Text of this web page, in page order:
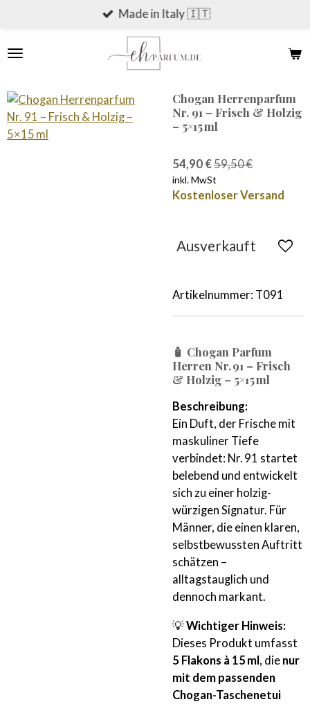
springen
Made in Italy 🇮🇹
Chogan Herrenparfum
Nr. 91 – Frisch & Holzig
– 5×15 ml
54,90 €59,50 €
inkl. MwSt
Kostenloser Versand
Ausverkauft
Artikelnummer: T091
🧴 Chogan Parfum
Herren Nr. 91 – Frisch
& Holzig – 5×15 ml
Beschreibung:
Ein Duft, der Frische mit
maskuliner Tiefe
verbindet: Nr. 91 startet
belebend und entwickelt
sich zu einer holzig-
würzigen Signatur. Für
Männer, die einen klaren,
selbstbewussten Auftritt
schätzen –
alltagstauglich und
dennoch markant.
💡Wichtiger Hinweis:
Dieses Produkt umfasst
5 Flakons à 15 ml, die nur
mit dem passenden
Chogan-Taschenetui